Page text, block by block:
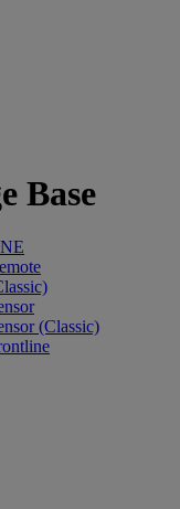
Base
(Classic)